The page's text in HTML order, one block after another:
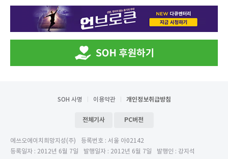
SOH 사명 이용약관 개인정보취급방침
전체기사 PC버전
에쓰오에이치희망지성(주)
등록번호 : 서울 아02142
등록일자 : 2012년 6월 7일
발행일자 : 2012년 6월 7일 발행인 : 강지석